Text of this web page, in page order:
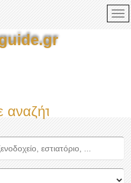
αναζήτηση τώρα